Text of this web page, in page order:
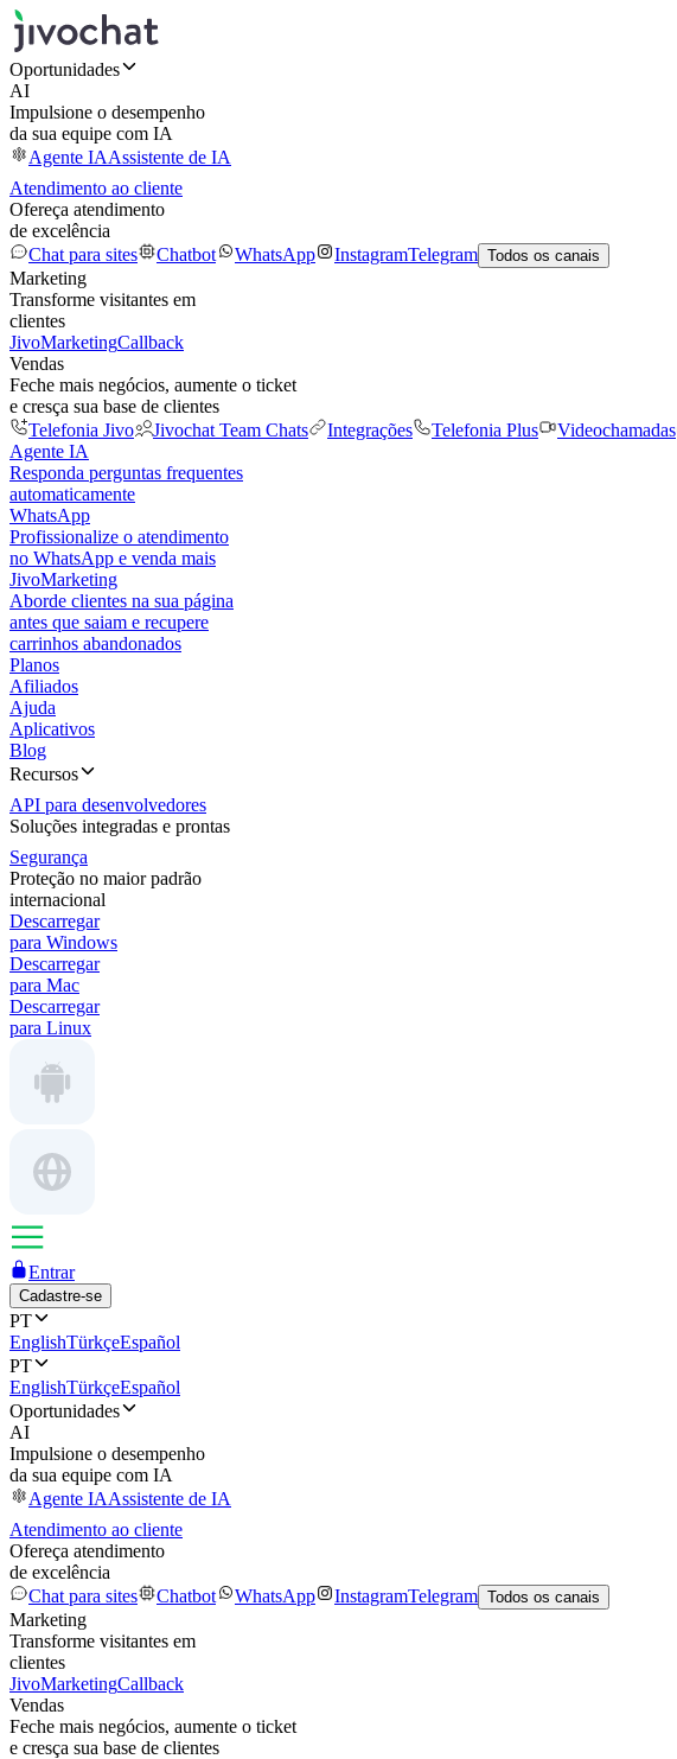
Oportunidades
AI
Impulsione o desempenho
da sua equipe com IA
Agente IAAssistente de IA
Atendimento ao cliente
Ofereça atendimento
de excelência
Chat para sites
Chatbot WhatsApp InstagramTelegram Todos os canais
Marketing
Transforme visitantes em
clientes
JivoMarketingCallback
Vendas
Feche mais negócios, aumente o ticket
e cresça sua base de clientes
Telefonia Jivo
Jivochat Team Chats Integrações Telefonia Plus Videochamadas
Agente IA
Responda perguntas frequentes
automaticamente
WhatsApp
Profissionalize o atendimento
no WhatsApp e venda mais
JivoMarketing
Aborde clientes na sua página
antes que saiam e recupere
carrinhos abandonados
Planos
Afiliados
Ajuda
Aplicativos
Blog
Recursos
API para desenvolvedores
Soluções integradas e prontas
Segurança
Proteção no maior padrão
internacional
Descarregar
para Windows
Descarregar
para Mac
Descarregar
para Linux
Entrar
Cadastre-se
PT
EnglishTürkçeEspañol
PT
EnglishTürkçeEspañol
Oportunidades
AI
Impulsione o desempenho
da sua equipe com IA
Agente IAAssistente de IA
Atendimento ao cliente
Ofereça atendimento
de excelência
Chat para sites
Chatbot WhatsApp InstagramTelegram Todos os canais
Marketing
Transforme visitantes em
clientes
JivoMarketingCallback
Vendas
Feche mais negócios, aumente o ticket
e cresça sua base de clientes